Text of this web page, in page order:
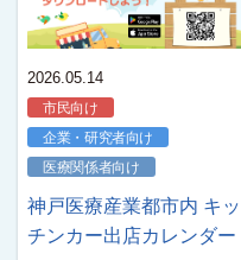
2026.05.14
市民向け
企業・研究者向け
医療関係者向け
神戸医療産業都市内 キッ
チンカー出店カレンダー